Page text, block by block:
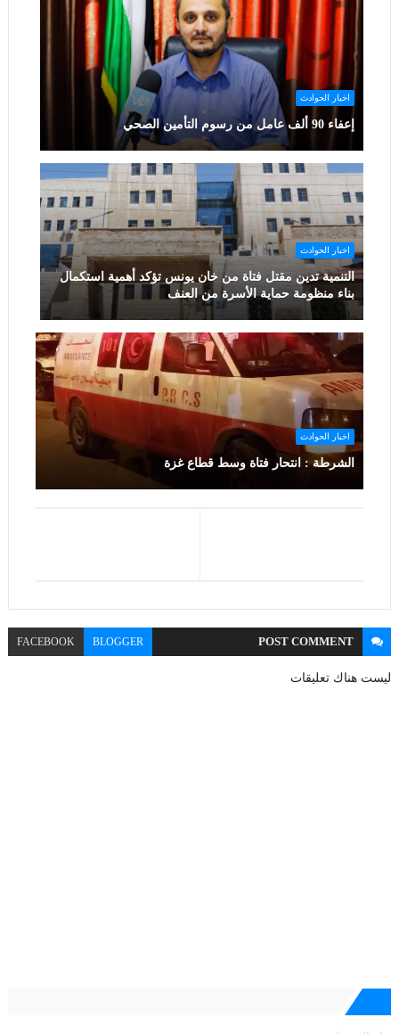
اخبار الحوادث
إعفاء 90 ألف عامل من رسوم التأمين الصحي
اخبار الحوادث
التنمية تدين مقتل فتاة من خان يونس تؤكد أهمية استكمال
بناء منظومة حماية الأسرة من العنف
اخبار الحوادث
الشرطة : انتحار فتاة وسط قطاع غزة
POSTCOMMENT
BLOGGER
FACEBOOK
ليست هناك تعليقات